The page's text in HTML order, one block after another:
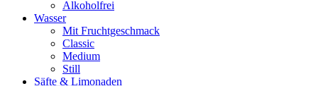
Alkoholfrei
Wasser
Mit Fruchtgeschmack
Classic
Medium
Still
Säfte & Limonaden